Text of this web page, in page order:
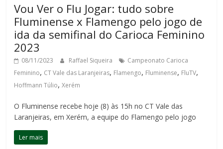
Vou Ver o Flu Jogar: tudo sobre
Fluminense x Flamengo pelo jogo de
ida da semifinal do Carioca Feminino
2023
08/11/2023 Raffael Siqueira
Campeonato Carioca
Feminino, CT Vale das Laranjeiras, Flamengo, Fluminense, FluTV,
Hoffmann Túlio,Xerém
O Fluminense recebe hoje (8) às 15h no CT Vale das
Laranjeiras, em Xerém, a equipe do Flamengo pelo jogo
Ler mais